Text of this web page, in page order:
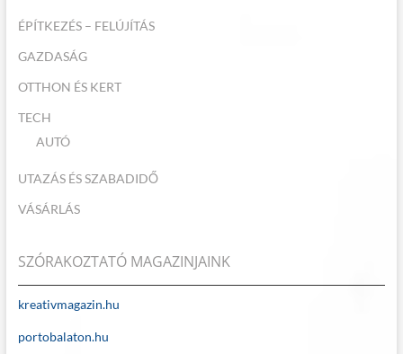
ÉPÍTKEZÉS – FELÚJÍTÁS
GAZDASÁG
OTTHON ÉS KERT
TECH
AUTÓ
UTAZÁS ÉS SZABADIDŐ
VÁSÁRLÁS
SZÓRAKOZTATÓ MAGAZINJAINK
kreativmagazin.hu
portobalaton.hu